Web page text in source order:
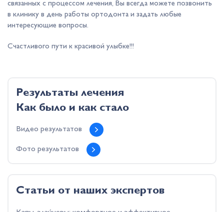
связанных с процессом лечения, Вы всегда можете позвонить
в клинику в день работы ортодонта и задать любые
интересующие вопросы.
Счастливого пути к красивой улыбке!!!
Результаты лечения
Как было и как стало
Видео результатов
Фото результатов
Cтатьи от наших экспертов